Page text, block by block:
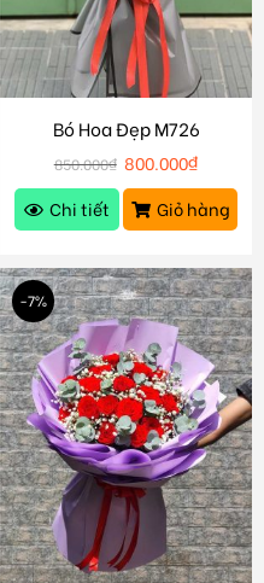
Bó Hoa Đẹp M726
850.000₫ 800.000₫
Chi tiết
Giỏ hàng
-7%